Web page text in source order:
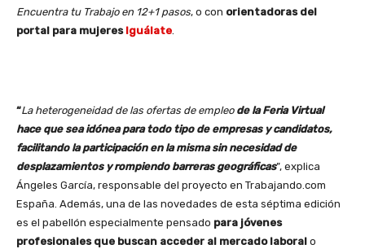
Encuentra tu Trabajo en 12+1 pasos, o con orientadoras del
portal para mujeres Iguálate.
“La heterogeneidad de las ofertas de empleode la Feria Virtual
hace que sea idónea para todo tipo de empresas y candidatos,
facilitando la participación en la misma sin necesidad de
desplazamientos y rompiendo barreras geográficas”, explica
Ángeles García, responsable del proyecto en Trabajando.com
España. Además, una de las novedades de esta séptima edición
es el pabellón especialmente pensado para jóvenes
profesionales que buscan acceder al mercado laboral o